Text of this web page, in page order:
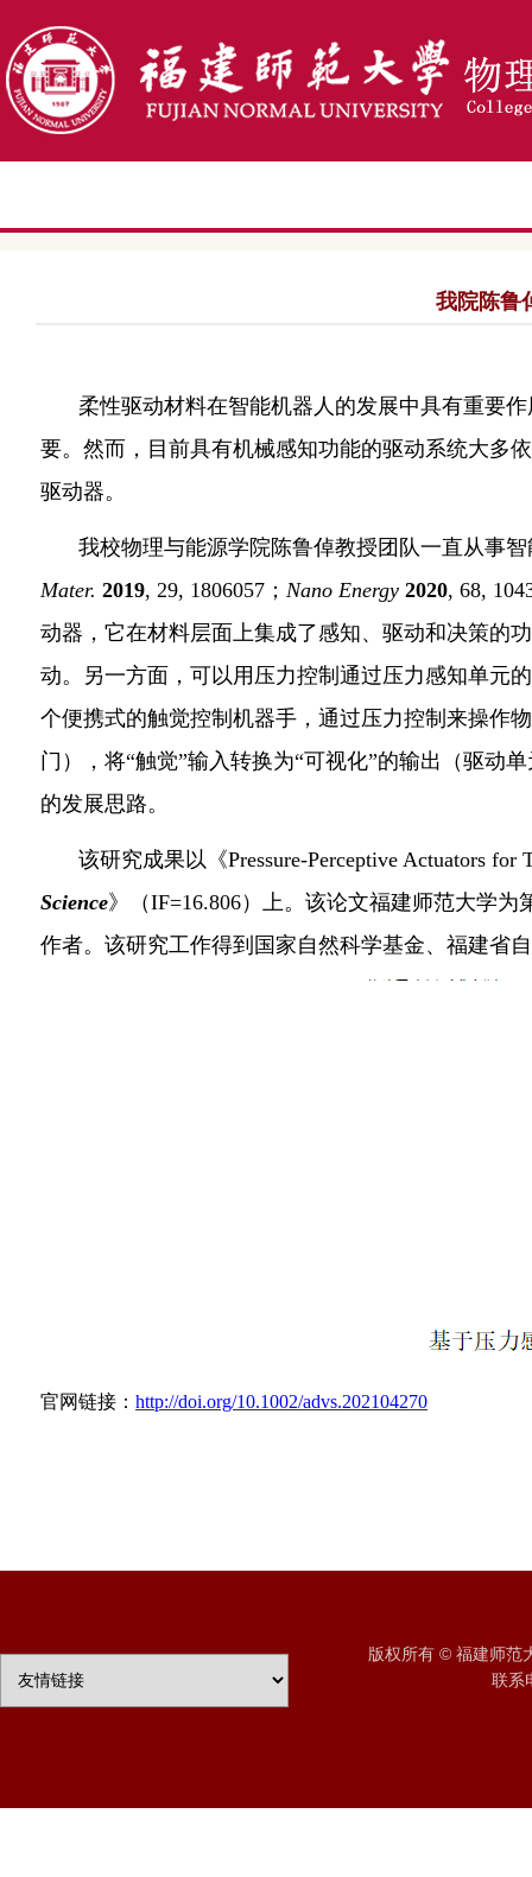
我院陈鲁
柔性驱动材料在智能机器人的发展中具有重要
要。然而，目前具有机械感知功能的驱动系统大多
驱动器。
我校物理与能源学院陈鲁倬教授团队一直从事
Mater. 2019, 29, 1806057 ； Nano Energy 2020, 68,
动器，它在材料层面上集成了感知、驱动和决策的
动。另一方面，可以用压力控制通过压力感知单元
个便携式的触觉控制机器手，通过压力控制来操作
门），将“触觉”输入转换为“可视化”的输出（驱动
的发展思路。
该研究成果以《Pressure-Perceptive Actuators
Science》（IF=16.806） 上。 该论文福建师范大学为
作者。 该研究工作得到国家自然科学基金、 福建省
官网链接： http://doi.org/10.1002/advs.202104270
版权所有 © 福建师范
联系